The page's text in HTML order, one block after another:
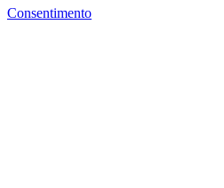
Consentimento